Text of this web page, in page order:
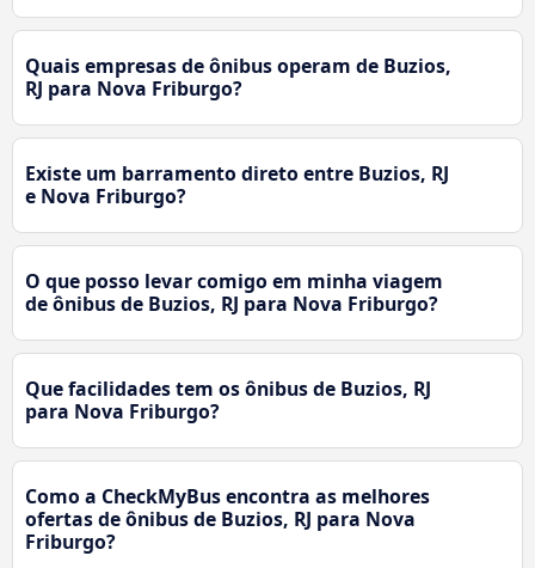
Quais empresas de ônibus operam de Buzios,
RJ para Nova Friburgo?
Existe um barramento direto entre Buzios, RJ
e Nova Friburgo?
O que posso levar comigo em minha viagem
de ônibus de Buzios, RJ para Nova Friburgo?
Que facilidades tem os ônibus de Buzios, RJ
para Nova Friburgo?
Como a CheckMyBus encontra as melhores
ofertas de ônibus de Buzios, RJ para Nova
Friburgo?